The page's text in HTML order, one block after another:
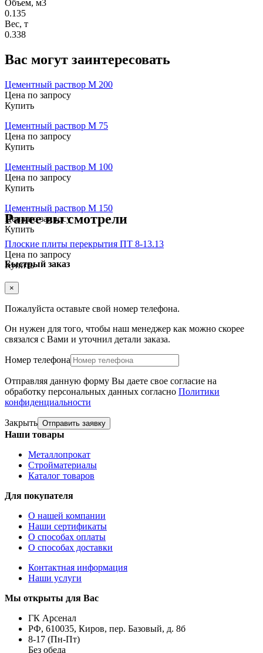
Объем, м3
0.135
Вес, т
0.338
Вас могут заинтересовать
Цементный раствор М 200
Цена по запросу
Купить
Цементный раствор М 75
Цена по запросу
Купить
Цементный раствор М 100
Цена по запросу
Купить
Цементный раствор М 150
Цена по запросу
Купить
Ранее вы смотрели
Плоские плиты перекрытия ПТ 8-13.13
Цена по запросу
Купить
Быстрый заказ
×
Пожалуйста оставьте свой номер телефона.
Он нужен для того, чтобы наш менеджер как можно скорее
связался с Вами и уточнил детали заказа.
Номер телефона
Отправляя данную форму Вы даете свое согласие на
обработку персональных данных согласно Политики
конфиденциальности
Закрыть Отправить заявку
Наши товары
Металлопрокат
Стройматериалы
Каталог товаров
Для покупателя
О нашей компании
Наши сертификаты
О способах оплаты
О способах доставки
Контактная информация
Наши услуги
Мы открыты для Вас
ГК Арсенал
РФ, 610035, Киров, пер. Базовый, д. 8б
8-17 (Пн-Пт)
Без обеда